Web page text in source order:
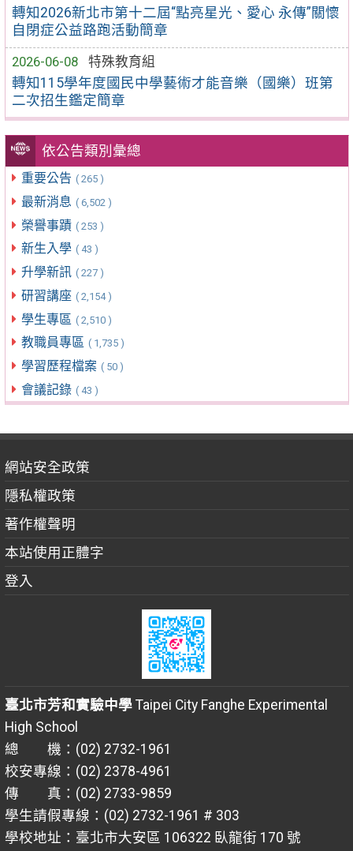
轉知2026新北市第十二屆“點亮星光、愛心 永傳”關懷
自閉症公益路跑活動簡章
2026-06-08
特殊教育組
轉知115學年度國民中學藝術才能音樂（國樂）班第
二次招生鑑定簡章
依公告類別彙總
重要公告 ( 265 )
最新消息 ( 6,502 )
榮譽事蹟 ( 253 )
新生入學 ( 43 )
升學新訊 ( 227 )
研習講座 ( 2,154 )
學生專區 ( 2,510 )
教職員專區 ( 1,735 )
學習歷程檔案 ( 50 )
會議記錄 ( 43 )
網站安全政策
隱私權政策
著作權聲明
本站使用正體字
登入
臺北市芳和實驗中學Taipei City Fanghe Experimental
High School
總 機：(02) 2732-1961
校安專線：(02) 2378-4961
傳 真：(02) 2733-9859
學生請假專線：(02) 2732-1961 # 303
學校地址：臺北市大安區 106322 臥龍街 170 號